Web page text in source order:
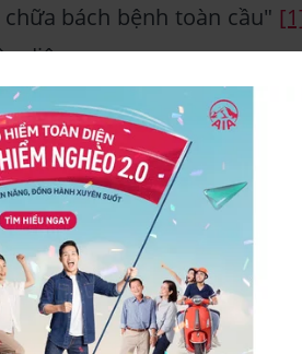
bách bệnh toàn cầu"
diện sau sam:
thân và lá dày, nhiều thịt,
theo mặt đất hoặc dài. Lá
có cuống lá. Chúng có thể
giống như vòng tròn gần